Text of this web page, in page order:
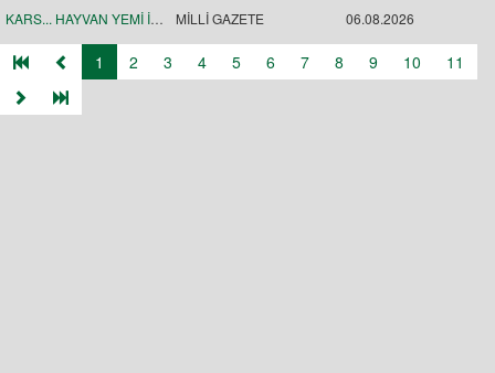
KARS... HAYVAN YEMİ İÇİN OT BİÇME MESAİSİ BAŞLADI
MİLLİ GAZETE 06.08.2026
1 2 3 4 5 6 7 8 9 10 11